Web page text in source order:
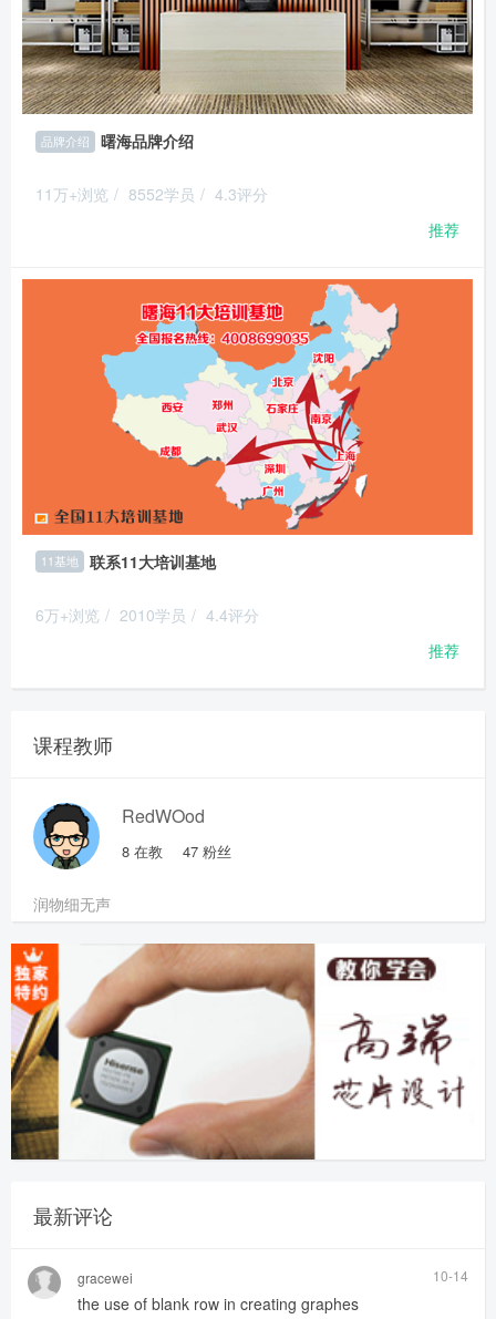
品牌介绍 曙海品牌介绍
11万+浏览 / 8552学员 / 4.3评分
推荐
11基地 联系11大培训基地
6万+浏览 / 2010学员 / 4.4评分
推荐
课程教师
RedWOod
8 在教 47 粉丝
润物细无声
最新评论
gracewei 10-14
the use of blank row in creating graphes